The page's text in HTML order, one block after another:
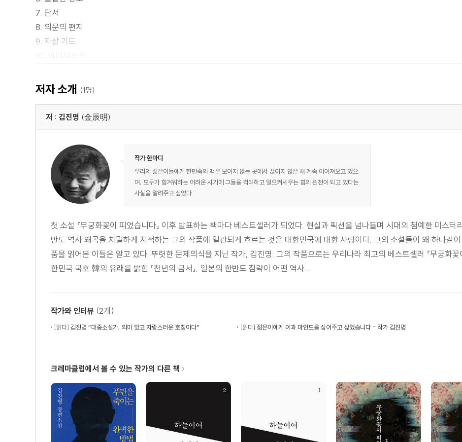
7. 단서
8. 의문의 편지
9. 자살 기도
12. 긴급 수사 회의
13. 선정적인 기사
14. 납치 이유
17. 추적
18. 납치사건과 소설
19. 탈출 기도
20. 특종
22. 범인의 그늘
23. 연병장의 아침
24. 바다 건너 먼 곳
25. 마사코의 결심
28. 한성공사관의 전문 네 장
29. 사라져 버린 435호 문서
32. 정치의 논리
33. 일방통행
34. 폭도 난입
35. 압력
36. 반격
저자 소개 (1명)
저 : 김진명 (金辰明)
작가 한마디
우리의 젊은이들에게 한민족의 맥은 보이지 않는 곳에서 끊이지 않은 채 계속 이어져오고 있으
며, 모두가 힘겨워하는 어려운 시기에 그들을 격려하고 일으켜세우는 힘의 원천이 되고 있다는
사실을 알려주고 싶었다.
첫 소설 『무궁화꽃이 피었습니다』 이후 발표하는 책마다 베스트셀러가 되었다. 현실과 픽션을 넘나들며 시대의 첨예한 미스
반도 역사 왜곡을 치밀하게 지적하는 그의 작품에 일관되게 흐르는 것은 대한민국에 대한 사랑이다. 그의 소설들이 왜 하나같
품을 읽어본 이들은 알고 있다. 뚜렷한 문제의식을 지닌 작가, 김진명. 그의 작품으로는 우리나라 최고의 베스트셀러 『무궁화
한민국 국호 韓의 유래를 밝힌 『천년의 금서』, 일본의 한반도 침략이 어떤 역사...
작가와 인터뷰 (2개)
[읽다] 김진명 “대중소설가, 의미 있고 자랑스러운 호칭이다” [읽다] 젊은이에게 이과 마인드를 심어주고 싶었습니다 - 작가 김진명
크레마클럽에서 볼 수 있는 작가의 다른 책